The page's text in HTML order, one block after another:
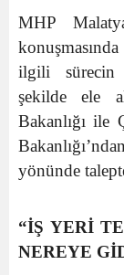
MHP
ilgili sürecin
şekilde ele
Bakanlığı
yönünde
“İŞ YERİ
NEREYE